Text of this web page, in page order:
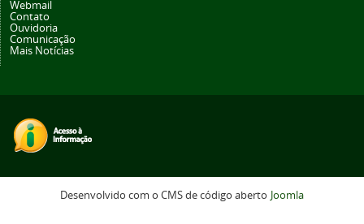
Webmail
Contato
Ouvidoria
Comunicação
Mais Notícias
Desenvolvido com o CMS de código aberto Joomla